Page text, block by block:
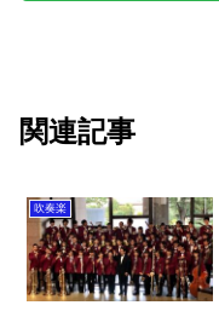
関連記事
吹奏楽